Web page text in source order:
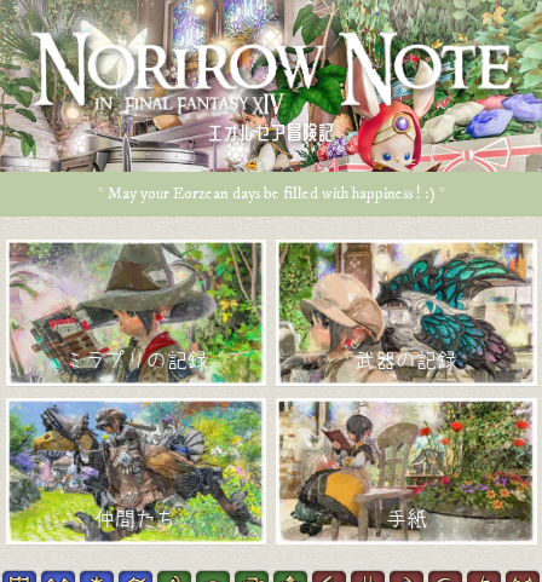
エオルゼア冒険記
* May your Eorzean days be filled with happiness ! :) *
ミラプリの記録 武器の記録
仲間たち 手紙